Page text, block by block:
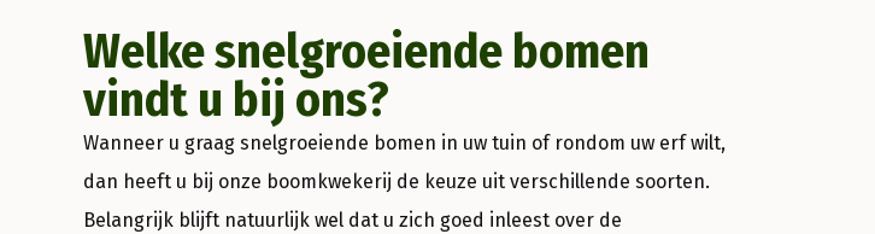
Welke snelgroeiende bomen
vindt u bij ons?
Wanneer u graag snelgroeiende bomen in uw tuin of rondom uw erf wilt,
dan heeft u bij onze boomkwekerij de keuze uit verschillende soorten.
Belangrijk blijft natuurlijk wel dat u zich goed inleest over de